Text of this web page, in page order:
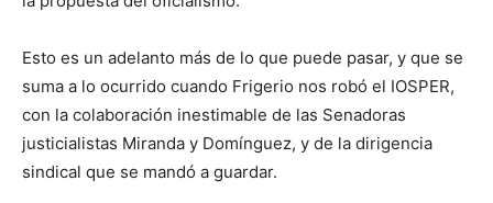
Esto es un adelanto más de lo que puede pasar, y que se
suma a lo ocurrido cuando Frigerio nos robó el IOSPER,
con la colaboración inestimable de las Senadoras
justicialistas Miranda y Domínguez, y de la dirigencia
sindical que se mandó a guardar.